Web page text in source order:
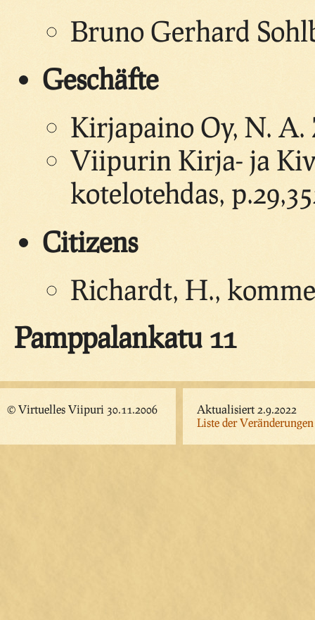
Bruno Gerhard
Geschäfte
Kirjapaino Oy, N. A.
Viipurin Kirja- ja
kotelotehdas,
Citizens
Richardt, H.,
Pamppalankatu 11
© Virtuelles Viipuri 30.11.2006
Aktualisiert 2.9.2022
Liste der Veränderungen